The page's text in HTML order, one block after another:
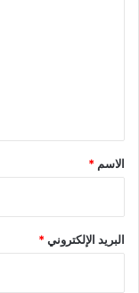
*
الاسم *
البريد الإلكتروني*